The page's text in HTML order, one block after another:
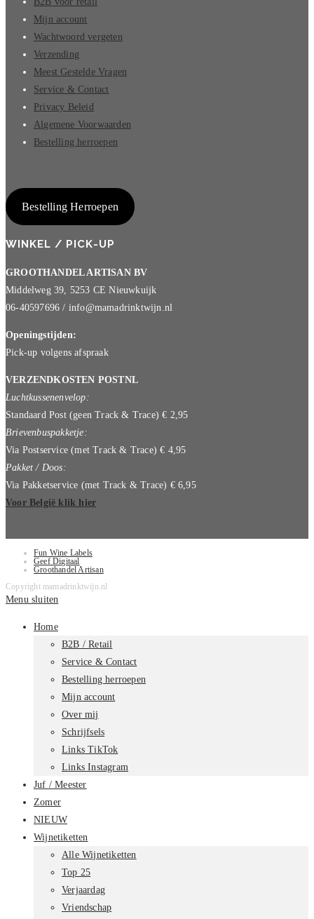
Mijn account
Wachtwoord vergeten
Verzending
Meest Gestelde Vragen
Service & Contact
Privacy Beleid
Algemene Voorwaarden
Bestelling herroepen
Bestelling Herroepen
WINKEL / PICK-UP
GROOTHANDEL ARTISAN BV
Middelweg 39, 5253 CE Nieuwkuijk
06-40597696 / info@mamadrinktwijn.nl
Openingstijden:
Pick-up volgens afspraak
VERZENDKOSTEN POSTNL
Luchtkussenenvelop:
Standaard Post (geen Track & Trace) € 2,95
Brievenbuspakketje:
Via Postservice (met Track & Trace) € 4,95
Pakket / Doos:
Via Pakketservice (met Track & Trace) € 6,95
Voor België klik hier
Fun Wine Labels
Geef Digitaal
Groothandel Artisan
Copyright mamadrinktwijn.nl
Menu sluiten
Home
B2B / Retail
Service & Contact
Bestelling herroepen
Mijn account
Over mij
Schrijfsels
Links TikTok
Links Instagram
Juf / Meester
Zomer
NIEUW
Wijnetiketten
Alle Wijnetiketten
Top 25
Verjaardag
Vriendschap